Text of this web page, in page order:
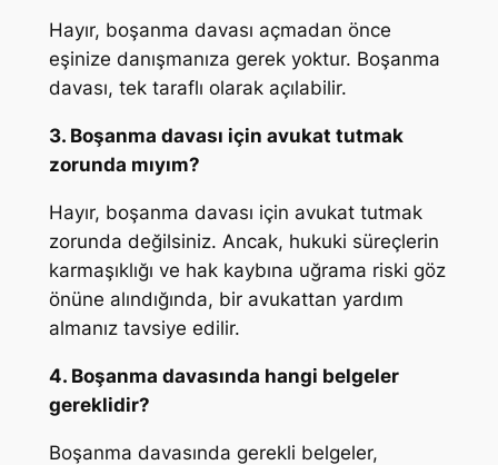
Hayır, boşanma davası açmadan önce
eşinize danışmanıza gerek yoktur. Boşanma
davası, tek taraflı olarak açılabilir.
3. Boşanma davası için avukat tutmak
zorunda mıyım?
Hayır, boşanma davası için avukat tutmak
zorunda değilsiniz. Ancak, hukuki süreçlerin
karmaşıklığı ve hak kaybına uğrama riski göz
önüne alındığında, bir avukattan yardım
almanız tavsiye edilir.
4. Boşanma davasında hangi belgeler
gereklidir?
Boşanma davasında gerekli belgeler,